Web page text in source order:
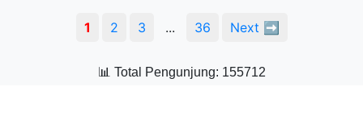
1 2 3 ... 36 Next ➡️
📊 Total Pengunjung: 155712